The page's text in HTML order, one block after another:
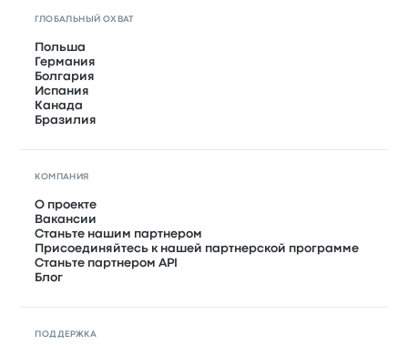
ГЛОБАЛЬНЫЙ ОХВАТ
Польша
Германия
Болгария
Испания
Канада
Бразилия
КОМПАНИЯ
О проекте
Вакансии
Станьте нашим партнером
Присоединяйтесь к нашей партнерской программе
Станьте партнером API
Блог
ПОДДЕРЖКА